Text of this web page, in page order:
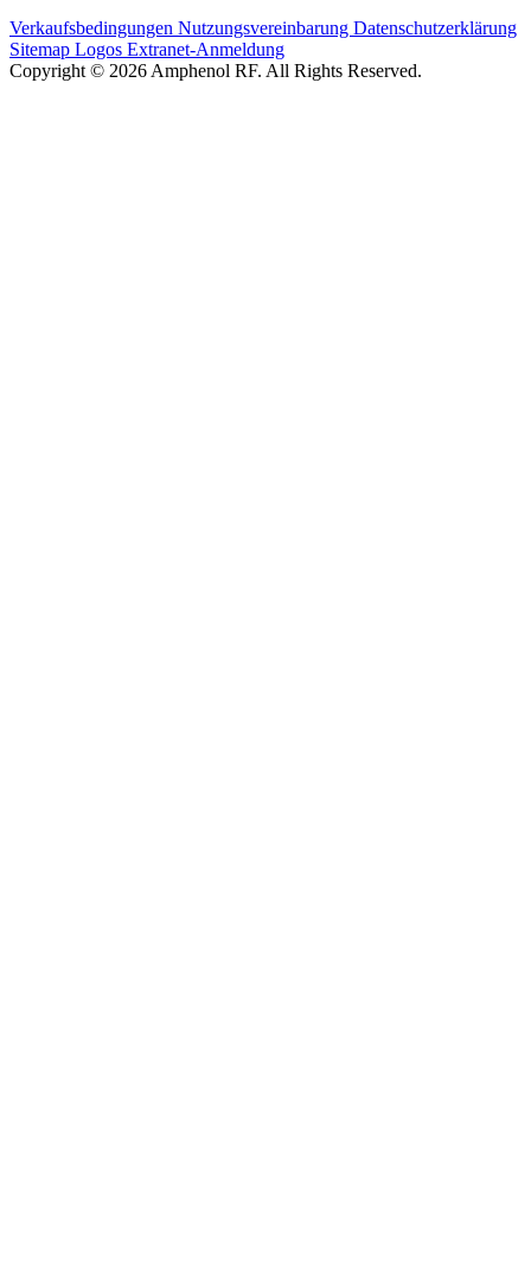
Verkaufsbedingungen Nutzungsvereinbarung Datenschutzerklärung
Sitemap Logos Extranet-Anmeldung
Copyright © 2026 Amphenol RF. All Rights Reserved.